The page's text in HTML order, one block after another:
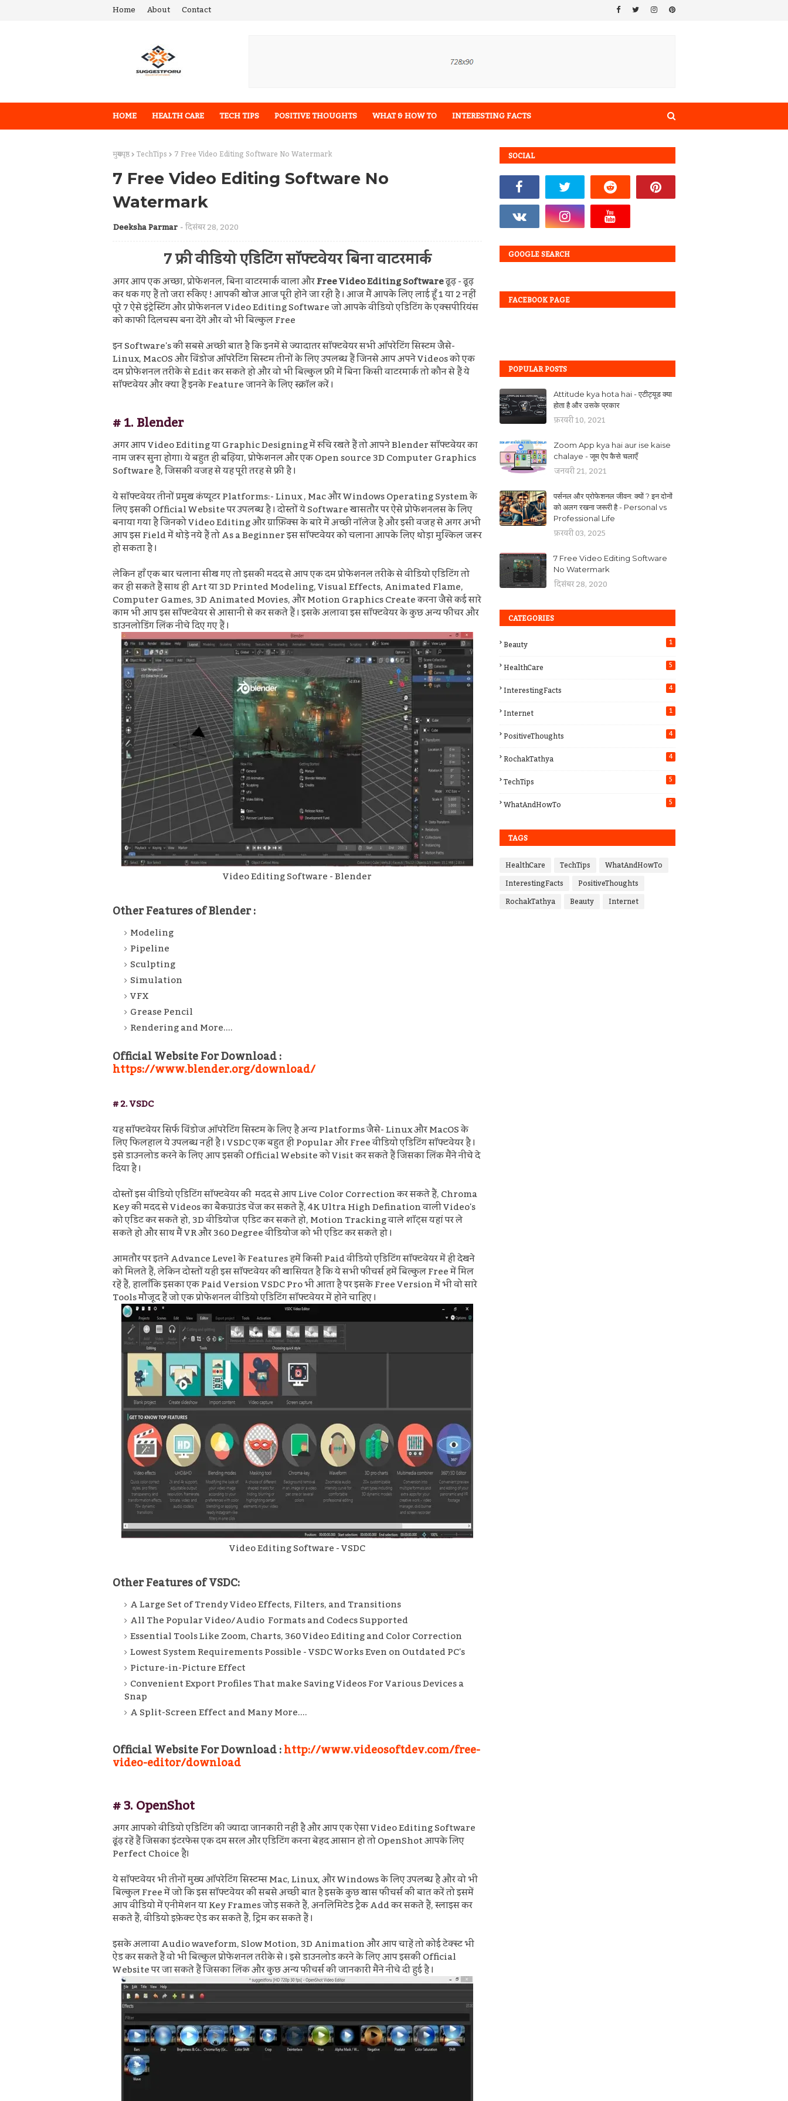
Home About Contact
HOME HEALTH CARE TECH TIPS POSITIVE THOUGHTS WHAT & HOW TO INTERESTING FACTS
मुख्यपृष्ठ TechTips 7 Free Video Editing Software No Watermark
7 Free Video Editing Software No
Watermark
Deeksha Parmar दिसंबर 28, 2020
7 फ्री वीडियो एडिटिंग सॉफ्टवेयर बिना वाटरमार्क
अगर आप एक अच्छा, प्रोफेशनल, बिना वाटरमार्क वाला औरFree Video Editing Softwareढूढ़ -ढूढ़
कर थक गए हैं तो जरा रुकिए ! आपकी खोज आज पूरी होने जा रही है ।आज मैं आपके लिए लाई हूँ 1 या 2 नहीं
पूरे 7 ऐसे इंट्रेस्टिंग और प्रोफेशनल Video Editing Software जो आपके वीडियो एडिटिंग के एक्सपीरियंस
को काफी दिलचस्प बना देंगे और वो भी बिल्कुल Free
इन Software's की सबसे अच्छी बात है कि इनमें से ज्यादातर सॉफ्टवेयर सभी ऑपरेटिंग सिस्टम जैसे-
Linux, MacOS और विंडोज ऑपरेटिंग सिस्टम तीनों के लिए उपलब्ध हैं जिनसे आप अपने Videos को एक
दम प्रोफेशनल तरीके से Edit कर सकते हो और वो भी बिल्कुल फ्री में बिना किसी वाटरमार्क तो कौन से हैं ये
सॉफ्टवेयर और क्या हैं इनके Feature जानने के लिए स्क्रॉल करें ।
# 1.Blender
अगर आप Video Editing या Graphic Designing में रुचि रखते हैं तो आपने Blender सॉफ्टवेयर का
नाम जरूर सुना होगा। ये बहुत ही बढ़िया, प्रोफेशनल और एक Open source 3D Computer Graphics
Software है, जिसकी वजह से यह पूरी तरह से फ्री है ।
ये सॉफ्टवेयर तीनों प्रमुख कंप्यूटर Platforms:- Linux , Mac और Windows Operating System के
लिए इसकी Official Website पर उपलब्ध है ।दोस्तों ये Software खासतौर पर ऐसेप्रोफेशनलस के लिए
बनाया गया है जिनकोVideo Editing और ग्राफ़िक्स के बारे में अच्छी नॉलेज है और इसी वजह से अगर अभी
आप इस Field में थोड़े नये हैं तो As a Beginner इससॉफ्टवेयर को चलाना आपके लिए थोड़ा मुश्किल जरूर
हो सकता है ।
लेकिन हाँ एक बार चलाना सीख गए तो इसकी मदद से आप एक दम प्रोफेशनल तरीके से वीडियो एडिटिंग तो
कर ही सकते हैं साथ हीArt या 3D Printed Modeling, Visual Effects, Animated Flame,
Computer Games,3D Animated Movies, औरMotion Graphics Createकरना जैसे कई सारे
काम भी आप इस सॉफ्टवेयर से आसानी से कर सकते हैं । इसके अलावा इस सॉफ्टवेयर के कुछ अन्य फीचर और
डाउनलोडिंग लिंक नीचे दिए गए हैं ।
Video Editing Software - Blender
Other Features of Blender :
Modeling
Pipeline
Sculpting
Simulation
VFX
Grease Pencil
Rendering and More....
Official Website For Download :
https://www.blender.org/download/
# 2.VSDC
यह सॉफ्टवेयरसिर्फ विंडोज ऑपरेटिंग सिस्टम के लिए हैअन्य Platforms जैसे- Linux और MacOS के
लिए फिलहाल ये उपलब्ध नहीं है । VSDC एक बहुत ही Popular और Free वीडियो एडिटिंग सॉफ्टवेयर है ।
इसे डाउनलोड करने के लिए आप इसकी Official Website को Visit कर सकते हैं जिसका लिंक मैंने नीचे दे
दिया है ।
दोस्तों इस वीडियो एडिटिंग सॉफ्टवेयर की मदद से आपLive Color Correction कर सकते हैं,Chroma
Key की मदद सेVideos का बैकग्राउंड चेंज कर सकते हैं,4K Ultra High Defination वाली Video's
को एडिट कर सकते हो, 3D वीडियोज एडिट कर सकते हो,Motion Tracking वाले शॉट्स यहां पर ले
सकते हो औरसाथ मैं VR और 360 Degreeवीडियोजको भी एडिट कर सकते हो ।
आमतौर पर इतने Advance Level के Features हमें किसी Paid वीडियो एडिटिंग सॉफ्टवेयर में ही देखने
को मिलते हैं, लेकिन दोस्तों यही इस सॉफ्टवेयर की खासियत है कि ये सभी फीचर्स हमें बिल्कुल Free में मिल
रहें हैं, हालाँकि इसका एक Paid Version VSDC Pro भी आता है पर इसके Free Version में भी वो सारे
Tools मौजूद हैं जो एक प्रोफेशनल वीडियो एडिटिंग सॉफ्टवेयर में होने चाहिए ।
Video Editing Software - VSDC
Other Features of VSDC:
A Large Set of Trendy Video Effects, Filters, and Transitions
All The Popular Video/Audio Formats and Codecs Supported
Essential Tools Like Zoom, Charts, 360 Video Editing and Color Correction
Lowest System Requirements Possible - VSDC Works Even on Outdated PC's
Picture-in-Picture Effect
Convenient Export Profiles That make Saving Videos For Various Devices a
Snap
A Split-Screen Effect and Many More....
Official Website For Download :http://www.videosoftdev.com/free-
video-editor/download
# 3.OpenShot
अगर आपको वीडियो एडिटिंग की ज्यादा जानकारी नहीं है और आप एक ऐसा Video Editing Software
ढूंढ़ रहें हैं जिसका इंटरफेस एक दम सरल और एडिटिंग करना बेहद आसान हो तो OpenShot आपके लिए
Perfect Choice है।
ये सॉफ्टवेयर भी तीनों मुख्य ऑपरेटिंग सिस्टम्स Mac, Linux, और Windows के लिए उपलब्ध है और वो भी
बिल्कुल Free में जो कि इस सॉफ्टवेयर की सबसे अच्छी बात है इसके कुछ खास फीचर्स की बात करें तो इसमें
आपवीडियो में एनीमेशन या Key Frames जोड़ सकते हैं,अनलिमिटेड ट्रैक Add कर सकते हैं,स्लाइस कर
सकते हैं,वीडियो इफ़ेक्ट ऐड कर सकते हैं,ट्रिम कर सकते हैं ।
इसके अलावा Audio waveform,Slow Motion,3D Animation औरआप चाहें तो कोई टेक्स्ट भी
ऐड कर सकते हैं वो भी बिल्कुल प्रोफेशनल तरीके से ।इसे डाउनलोड करने के लिए आप इसकी Official
Website पर जा सकते हैं जिसका लिंक और कुछ अन्य फीचर्स की जानकारी मैंने नीचे दी हुई है ।
SOCIAL
GOOGLE SEARCH
FACEBOOK PAGE
POPULAR POSTS
Attitude kya hota hai - एटीट्यूड क्या
होता है और उसके प्रकार
फ़रवरी 10, 2021
Zoom App kya hai aur ise kaise
chalaye - जूम ऐप कैसे चलाएँ
जनवरी 21, 2021
पर्सनल और प्रोफेशनल जीवन: क्यों ? इन दोनों
को अलग रखना जरूरी है - Personal vs
Professional Life
फ़रवरी 03, 2025
7 Free Video Editing Software
No Watermark
दिसंबर 28, 2020
CATEGORIES
Beauty
1
HealthCare 5
InterestingFacts 4
Internet 1
PositiveThoughts 4
RochakTathya 4
TechTips 5
WhatAndHowTo 5
TAGS
HealthCare
TechTips
WhatAndHowTo
InterestingFacts
PositiveThoughts
RochakTathya
Beauty Internet